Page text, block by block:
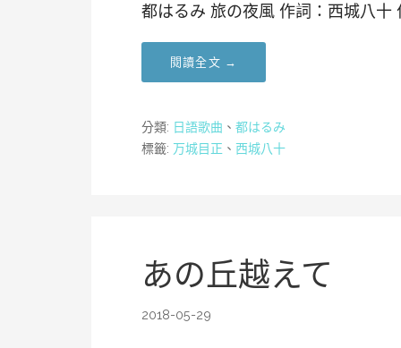
都はるみ 旅の夜風 作詞：西城八十
閱讀全文 →
分類: 日語歌曲 、 都はるみ
標籤: 万城目正 、 西城八十
あの丘越えて
2018-05-29